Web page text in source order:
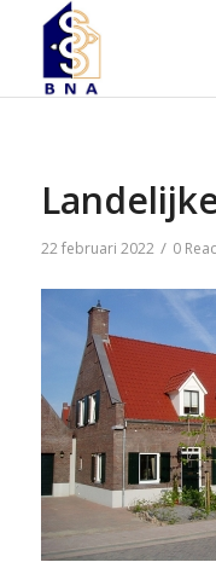
22 februari 2022 / 0